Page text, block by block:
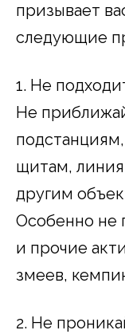
призывает
следующие
1. Не
Не
щитам,
другим
Особенно не
и прочие
змеев,
2. Не